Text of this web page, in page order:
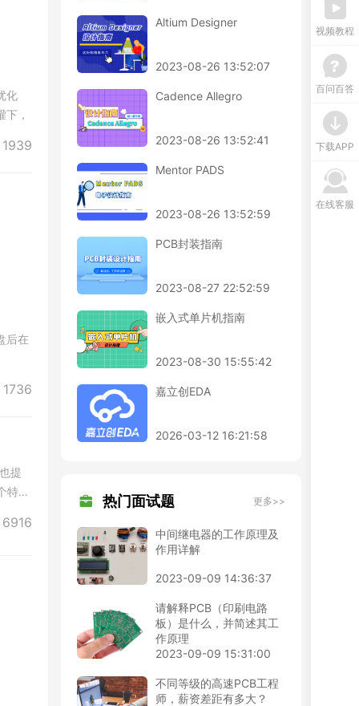
化
，
1939
后在
1736
提
特性
6916
Altium Designer
2023-08-26 13:52:07
Cadence Allegro
2023-08-26 13:52:41
Mentor PADS
2023-08-26 13:52:59
PCB封装指南
2023-08-27 22:52:59
嵌入式单片机指南
2023-08-30 15:55:42
嘉立创EDA
2026-03-12 16:21:58
热门面试题 更多>>
中间继电器的工作原理及
作用详解
2023-09-09 14:36:37
请解释PCB（印刷电路
板）是什么，并简述其工
作原理
2023-09-09 15:31:00
不同等级的高速PCB工程
师，薪资差距有多大？
视频教程
百问百答
下载APP
在线客服